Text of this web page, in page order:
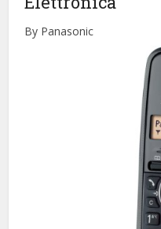
By Panasonic